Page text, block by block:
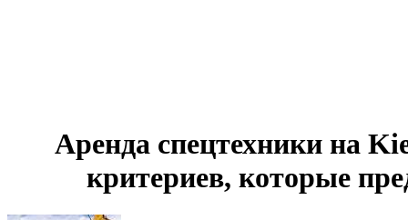
Аренда спецтехники на
критериев, которые